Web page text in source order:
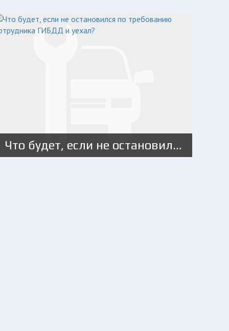
Что будет, если не остановился по требованию сотрудника ГИБДД и уехал?